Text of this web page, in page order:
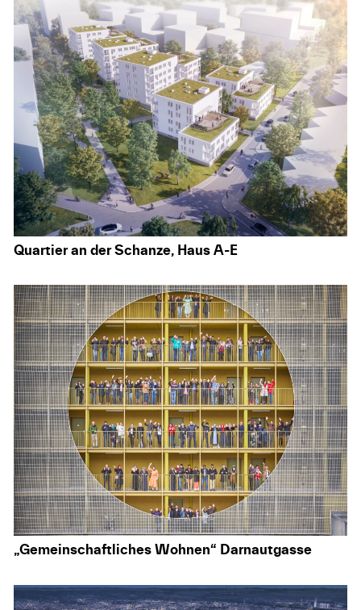
Quartier an der Schanze, Haus A-E
„Gemeinschaftliches Wohnen“ Darnautgasse